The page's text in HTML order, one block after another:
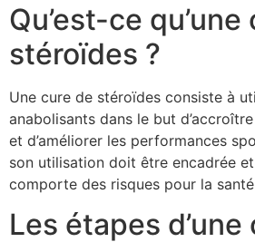
Qu’est-ce
stéroïdes ?
Une cure de stéroïdes consiste à
anabolisants dans le but
et d’améliorer les performances
son utilisation doit être encadrée
comporte des risques pour la
Les étapes d’une